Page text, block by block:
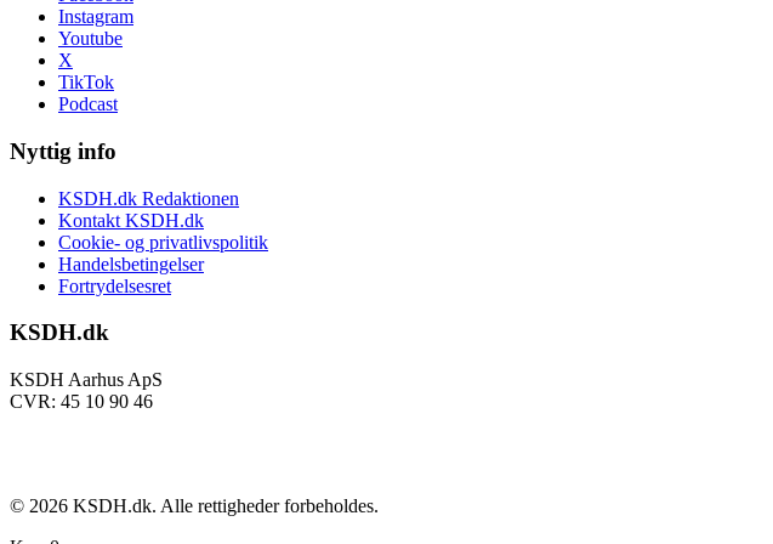
Instagram
Youtube
X
TikTok
Podcast
Nyttig info
KSDH.dk Redaktionen
Kontakt KSDH.dk
Cookie- og privatlivspolitik
Handelsbetingelser
Fortrydelsesret
KSDH.dk
KSDH Aarhus ApS
CVR: 45 10 90 46
© 2026 KSDH.dk. Alle rettigheder forbeholdes.